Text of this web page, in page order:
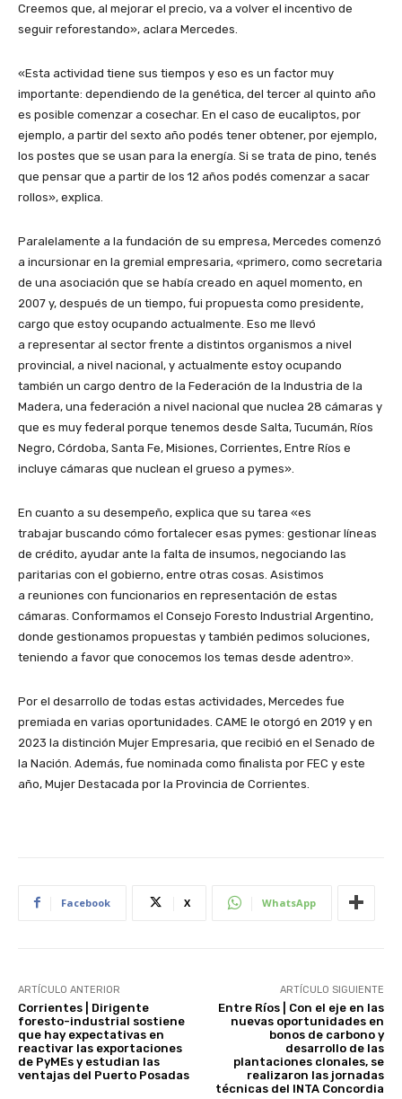
Creemos que, al mejorar el precio, va a volver el incentivo de
seguir reforestando», aclara Mercedes.
«Esta actividad tiene sus tiempos y eso es un factor muy
importante: dependiendo de la genética, del tercer al quinto año
es posible comenzar a cosechar. En el caso de eucaliptos, por
ejemplo, a partir del sexto año podés tener obtener, por ejemplo,
los postes que se usan para la energía. Si se trata de pino, tenés
que pensar que a partir de los 12 años podés comenzar a sacar
rollos», explica.
Paralelamente a la fundación de su empresa, Mercedes comenzó
a incursionar en la gremial empresaria, «primero, como secretaria
de una asociación que se había creado en aquel momento, en
2007 y, después de un tiempo, fui propuesta como presidente,
cargo que estoy ocupando actualmente. Eso me llevó
a representar al sector frente a distintos organismos a nivel
provincial, a nivel nacional, y actualmente estoy ocupando
también un cargo dentro de la Federación de la Industria de la
Madera, una federación a nivel nacional que nuclea 28 cámaras y
que es muy federal porque tenemos desde Salta, Tucumán, Ríos
Negro, Córdoba, Santa Fe, Misiones, Corrientes, Entre Ríos e
incluye cámaras que nuclean el grueso a pymes».
En cuanto a su desempeño, explica que su tarea «es
trabajar buscando cómo fortalecer esas pymes: gestionar líneas
de crédito, ayudar ante la falta de insumos, negociando las
paritarias con el gobierno, entre otras cosas. Asistimos
a reuniones con funcionarios en representación de estas
cámaras. Conformamos el Consejo Foresto Industrial Argentino,
donde gestionamos propuestas y también pedimos soluciones,
teniendo a favor que conocemos los temas desde adentro».
Por el desarrollo de todas estas actividades, Mercedes fue
premiada en varias oportunidades. CAME le otorgó en 2019 y en
2023 la distinción Mujer Empresaria, que recibió en el Senado de
la Nación. Además, fue nominada como finalista por FEC y este
año, Mujer Destacada por la Provincia de Corrientes.
Facebook X WhatsApp
ARTÍCULO ANTERIOR
Corrientes | Dirigente
foresto-industrial sostiene
que hay expectativas en
reactivar las exportaciones
de PyMEs y estudian las
ventajas del Puerto Posadas
ARTÍCULO SIGUIENTE
Entre Ríos | Con el eje en las
nuevas oportunidades en
bonos de carbono y
desarrollo de las
plantaciones clonales, se
realizaron las jornadas
técnicas del INTA Concordia